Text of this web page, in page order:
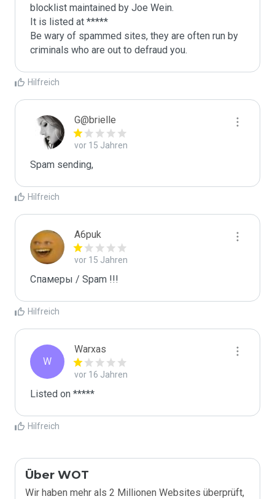
blocklist maintained by Joe Wein.
It is listed at *****
Be wary of spammed sites, they are often run by
criminals who are out to defraud you.
Hilfreich
G@brielle
vor 15 Jahren
Spam sending,
Hilfreich
A6puk
vor 15 Jahren
Спамеры / Spam !!!
Hilfreich
W
Warxas
vor 16 Jahren
Listed on *****
Hilfreich
Über WOT
Wir haben mehr als 2 Millionen Websites überprüft,